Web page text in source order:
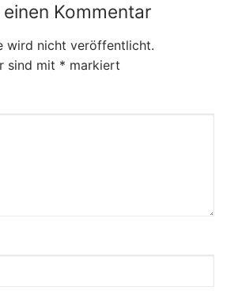
Kommentar
wird nicht veröffentlicht.
sind mit * markiert